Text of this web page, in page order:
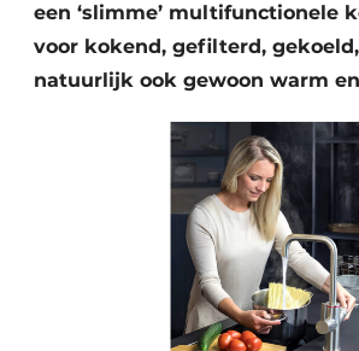
een ‘slimme’ multifunctionele
voor kokend, gefilterd,
natuurlijk ook gewoon warm